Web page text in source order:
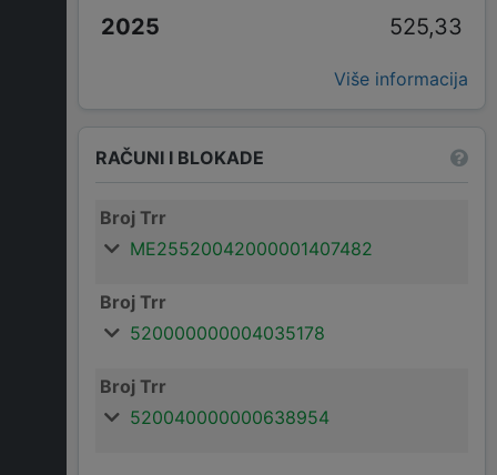
525,33
Više informacija
RAČUNI I BLOKADE
Broj Trr
ME25520042000001407482
Broj Trr
520000000004035178
Broj Trr
520040000000638954